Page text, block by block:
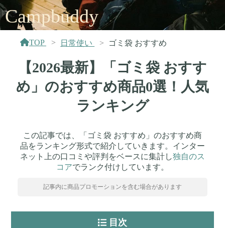
Campbuddy
TOP 日常使い ゴミ袋 おすすめ
【2026最新】「ゴミ袋 おすす
め」のおすすめ商品0選！人気
ランキング
この記事では、「ゴミ袋 おすすめ」のおすすめ商
品をランキング形式で紹介していきます。インター
ネット上の口コミや評判をベースに集計し独自のス
コアでランク付けしています。
記事内に商品プロモーションを含む場合があります
目次